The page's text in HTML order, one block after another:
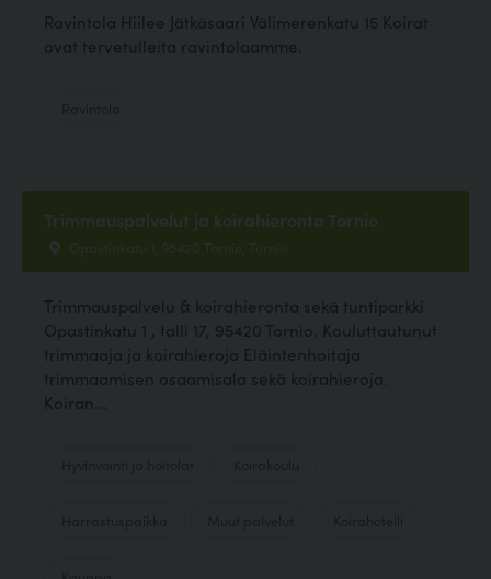
Ravintola Hiilee Jätkäsaari Välimerenkatu 15 Koirat
ovat tervetulleita ravintolaamme.
Trimmauspalvelut ja koirahieronta Tornio
Opastinkatu 1, 95420 Tornio, Tornio
Trimmauspalvelu & koirahieronta sekä tuntiparkki
Opastinkatu 1 , talli 17, 95420 Tornio. Kouluttautunut
trimmaaja ja koirahieroja Eläintenhoitaja
trimmaamisen osaamisala sekä koirahieroja.
Koiran...